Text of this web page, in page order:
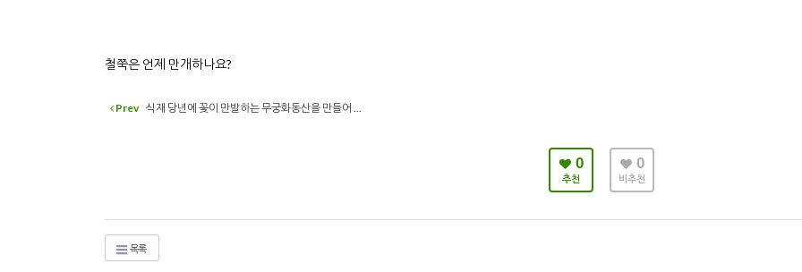
철쭉은 언제 만개하나요?
Prev 식재 당년에 꽃이 만발하는 무궁화동산을 만들어 ...
0
추천
0
비추천
목록